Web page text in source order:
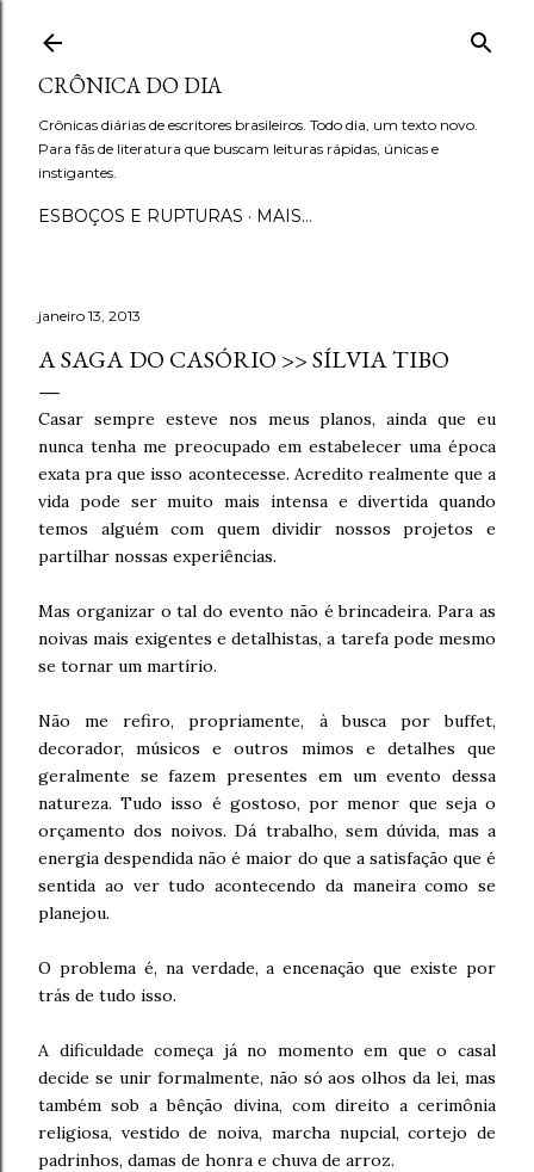
CRÔNICA DO DIA
Crônicas diárias de escritores brasileiros. Todo dia, um texto novo.
Para fãs de literatura que buscam leituras rápidas, únicas e
instigantes.
ESBOÇOS E RUPTURAS MAIS…
janeiro 13, 2013
A SAGA DO CASÓRIO >> SÍLVIA TIBO
Casar sempre esteve nos meus planos, ainda que eu
nunca tenha me preocupado em estabelecer uma época
exata pra que isso acontecesse. Acredito realmente que a
vida pode ser muito mais intensa e divertida quando
temos alguém com quem dividir nossos projetos e
partilhar nossas experiências.
Mas organizar o tal do evento não é brincadeira. Para as
noivas mais exigentes e detalhistas, a tarefa pode mesmo
se tornar um martírio.
Não me refiro, propriamente, à busca por buffet,
decorador, músicos e outros mimos e detalhes que
geralmente se fazem presentes em um evento dessa
natureza. Tudo isso é gostoso, por menor que seja o
orçamento dos noivos. Dá trabalho, sem dúvida, mas a
energia despendida não é maior do que a satisfação que é
sentida ao ver tudo acontecendo da maneira como se
planejou.
O problema é, na verdade, a encenação que existe por
trás de tudo isso.
A dificuldade começa já no momento em que o casal
decide se unir formalmente, não só aos olhos da lei, mas
também sob a bênção divina, com direito a cerimônia
religiosa, vestido de noiva, marcha nupcial, cortejo de
padrinhos, damas de honra e chuva de arroz.